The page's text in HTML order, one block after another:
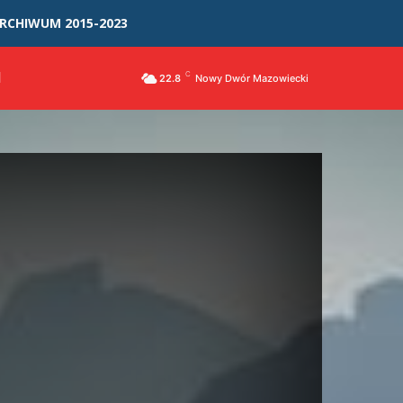
2015-2023
22.8 C Nowy Dwór Mazowiecki